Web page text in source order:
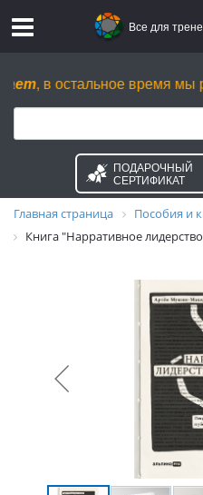
Все для
, в остальное время мы
ПОДАРОЧНЫЙ
СЕРТИФИКАТ
Главная страница
Пособия и
Книга "Нарративное